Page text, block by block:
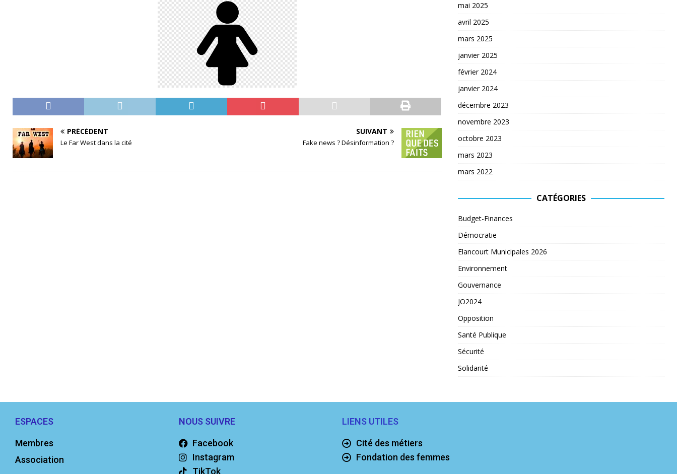
PRÉCÉDENT
Le Far West dans la cité
SUIVANT
Fake news ? Désinformation ?
mai 2025
avril 2025
mars 2025
janvier 2025
février 2024
janvier 2024
décembre 2023
novembre 2023
octobre 2023
mars 2023
mars 2022
CATÉGORIES
Budget-Finances
Démocratie
Elancourt Municipales 2026
Environnement
Gouvernance
JO2024
Opposition
Santé Publique
Sécurité
Solidarité
ESPACES
Membres
Association
NOUS SUIVRE
Facebook
Instagram
TikTok
LIENS UTILES
Cité des métiers
Fondation des femmes